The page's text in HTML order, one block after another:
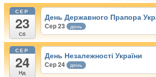
СЕР
23
Сб
День Державного Прапора
Сер 23 день
СЕР
24
Нд
День Незалежності України
Сер 24 день